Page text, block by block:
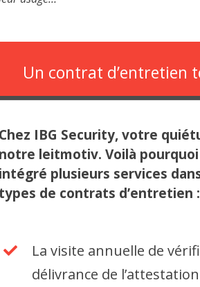
Un contrat d’entretien
IBG Security, votre
leitmotiv. Voilà pourquoi
plusieurs services
de contrats d’entretien :
La visite annuelle de
délivrance de